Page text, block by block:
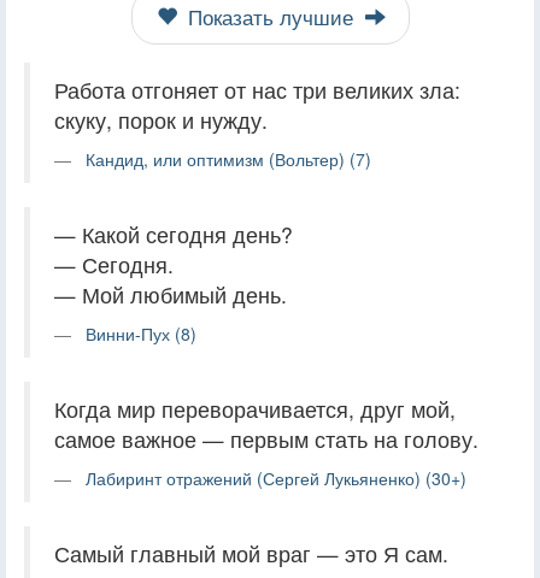
Показать лучшие
Работа отгоняет от нас три великих зла:
скуку, порок и нужду.
Кандид, или оптимизм (Вольтер) (7)
— Какой сегодня день?
— Сегодня.
— Мой любимый день.
Винни-Пух (8)
Когда мир переворачивается, друг мой,
самое важное — первым стать на голову.
Лабиринт отражений (Сергей Лукьяненко) (30+)
Самый главный мой враг — это Я сам.